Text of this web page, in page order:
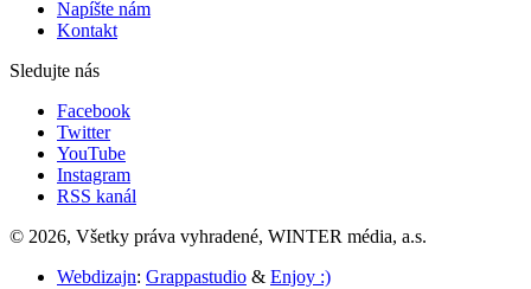
Napíšte nám
Kontakt
Sledujte nás
Facebook
Twitter
YouTube
Instagram
RSS kanál
© 2026, Všetky práva vyhradené, WINTER média, a.s.
Webdizajn: Grappastudio & Enjoy :)